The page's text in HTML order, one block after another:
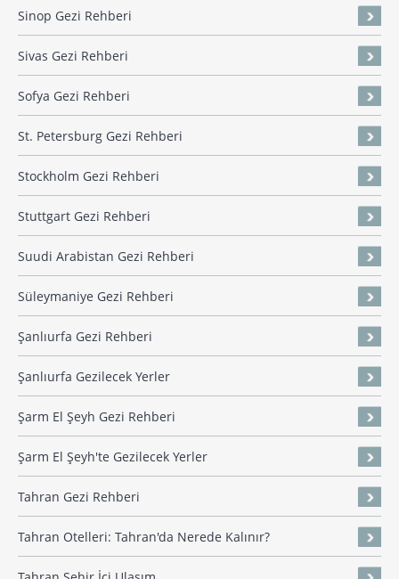
Sinop Gezi Rehberi
Sivas Gezi Rehberi
Sofya Gezi Rehberi
St. Petersburg Gezi Rehberi
Stockholm Gezi Rehberi
Stuttgart Gezi Rehberi
Suudi Arabistan Gezi Rehberi
Süleymaniye Gezi Rehberi
Şanlıurfa Gezi Rehberi
Şanlıurfa Gezilecek Yerler
Şarm El Şeyh Gezi Rehberi
Şarm El Şeyh'te Gezilecek Yerler
Tahran Gezi Rehberi
Tahran Otelleri: Tahran'da Nerede Kalınır?